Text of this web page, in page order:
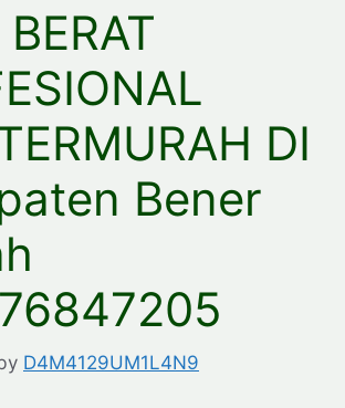
DI
Bener
D4M4129UM1L4N9